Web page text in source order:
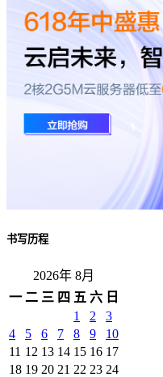
书写历程
2026年 8月
一 二 三 四 五 六 日
1
2
3
4
5 6 7 8 9
10
11 12 13 14 15 16 17
18 19 20 21 22 23 24